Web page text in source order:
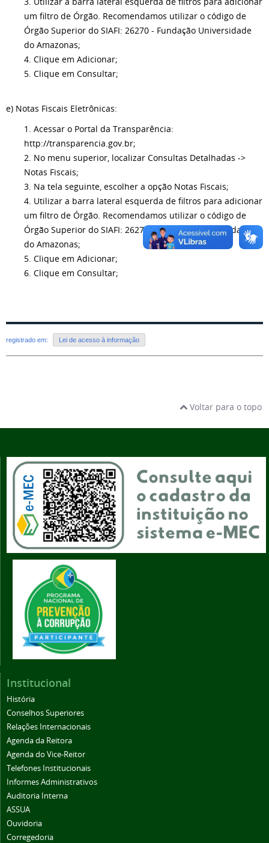
um filtro de Órgão. Recomendamos utilizar o código de
Órgão Superior do SIAFI: 26270 - Fundação Universidade
do Amazonas;
4. Clique em Adicionar;
5. Clique em Consultar;
e) Notas Fiscais Eletrônicas:
1. Acessar o Portal da Transparência:
http://transparencia.gov.br;
2. No menu superior, localizar Consultas Detalhadas ->
Notas Fiscais;
3. Na tela seguinte, escolher a opção Notas Fiscais;
4. Utilizar a barra lateral esquerda de filtros para adicionar
um filtro de Órgão. Recomendamos utilizar o código de
Órgão Superior do SIAFI: 26270 - Fundação Universidade
do Amazonas;
5. Clique em Adicionar;
6. Clique em Consultar;
registrado em: Lei de acesso à informação
Voltar para o topo
Institucional
História
Conselhos Superiores
Relações Internacionais
Agenda da Reitora
Agenda do Vice-Reitor
Telefones Institucionais
Informes Administrativos
Auditoria Interna
ASSUA
Ouvidoria
Corregedoria